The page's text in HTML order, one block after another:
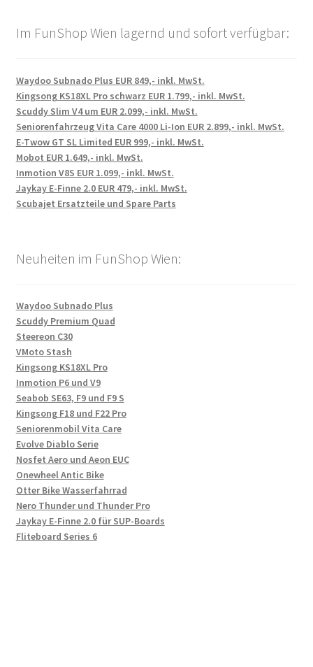
Im FunShop Wien lagernd und sofort verfügbar:
Waydoo Subnado Plus EUR 849,- inkl. MwSt.
Kingsong KS18XL Pro schwarz EUR 1.799,- inkl. MwSt.
Scuddy Slim V4 um EUR 2.099,- inkl. MwSt.
Seniorenfahrzeug Vita Care 4000 Li-Ion EUR 2.899,- inkl. MwSt.
E-Twow GT SL Limited EUR 999,- inkl. MwSt.
Mobot EUR 1.649,- inkl. MwSt.
Inmotion V8S EUR 1.099,- inkl. MwSt.
Jaykay E-Finne 2.0 EUR 479,- inkl. MwSt.
Scubajet Ersatzteile und Spare Parts
Neuheiten im FunShop Wien:
Waydoo Subnado Plus
Scuddy Premium Quad
Steereon C30
VMoto Stash
Kingsong KS18XL Pro
Inmotion P6 und V9
Seabob SE63, F9 und F9 S
Kingsong F18 und F22 Pro
Seniorenmobil Vita Care
Evolve Diablo Serie
Nosfet Aero und Aeon EUC
Onewheel Antic Bike
Otter Bike Wasserfahrrad
Nero Thunder und Thunder Pro
Jaykay E-Finne 2.0 für SUP-Boards
Fliteboard Series 6